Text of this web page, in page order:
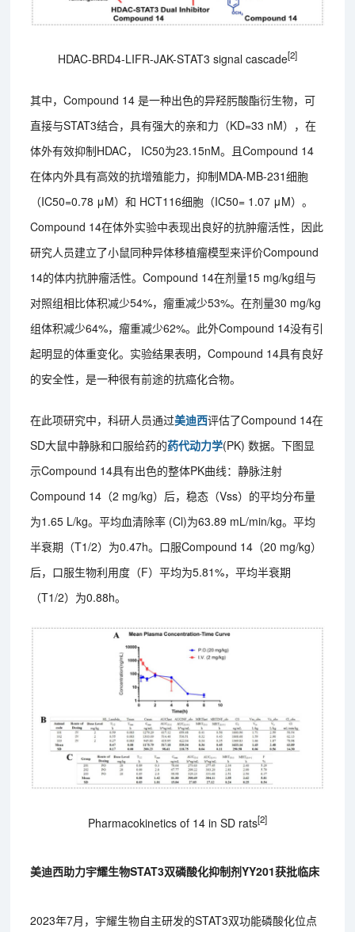
HDAC-BRD4-LIFR-JAK-STAT3 signal cascade[2]
其中，Compound 14 是一种出色的异羟肟酸酯衍生物，可
直接与STAT3结合，具有强大的亲和力（KD=33 nM），在
体外有效抑制HDAC， IC50为23.15nM。且Compound 14
在体内外具有高效的抗增殖能力，抑制MDA-MB-231细胞
（IC50=0.78 μM）和 HCT116细胞（IC50= 1.07 μM）。
Compound 14在体外实验中表现出良好的抗肿瘤活性，因此
研究人员建立了小鼠同种异体移植瘤模型来评价Compound
14的体内抗肿瘤活性。Compound 14在剂量15 mg/kg组与
对照组相比体积减少54%，瘤重减少53%。在剂量30 mg/kg
组体积减少64%，瘤重减少62%。此外Compound 14没有引
起明显的体重变化。实验结果表明，Compound 14具有良好
的安全性，是一种很有前途的抗癌化合物。
在此项研究中，科研人员通过美迪西评估了Compound 14在
SD大鼠中静脉和口服给药的药代动力学(PK) 数据。下图显
示Compound 14具有出色的整体PK曲线：静脉注射
Compound 14（2 mg/kg）后，稳态（Vss）的平均分布量
为1.65 L/kg。平均血清除率 (Cl)为63.89 mL/min/kg。平均
半衰期（T1/2）为0.47h。口服Compound 14（20 mg/kg）
后，口服生物利用度（F）平均为5.81%，平均半衰期
（T1/2）为0.88h。
Pharmacokinetics of 14 in SD rats[2]
美迪西助力宇耀生物STAT3双磷酸化抑制剂YY201获批临床
2023年7月，宇耀生物自主研发的STAT3双功能磷酸化位点